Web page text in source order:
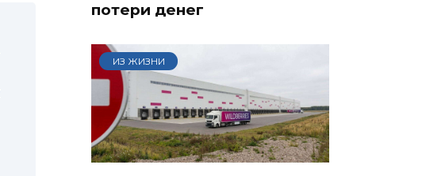
потери денег
ИЗ ЖИЗНИ